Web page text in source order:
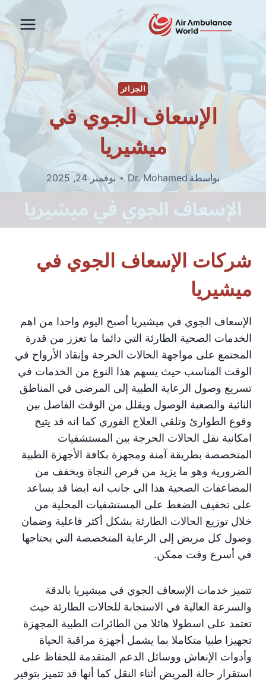
المحتوى
الجزائر
الإسعاف الجوي في
ميشيريا
بواسطة Dr. Mohamed نوفمبر 24, 2025
شركات الإسعاف الجوي في
ميشيريا
الإسعاف الجوي في ميشيريا أصبح اليوم واحدا من اهم
الخدمات الصحية الطارئة التي دائما ما تعزز من قدرة
المجتمع على مواجهة الحالات الحرجة وإنقاذ الأرواح في
الوقت المناسب حيث يسهم هذا النوع من الخدمات في
تسريع وصول الرعاية الطبية إلى المرضى في المناطق
النائية والصعبة الوصول ويقلل من الوقت الفاصل بين
وقوع الطوارئ وتلقي العلاج الفوري كما انه قد يتيح
امكانية نقل الحالات الحرجة بين المستشفيات
المتخصصة بطريقة آمنة ومجهزة بكافة الأجهزة الطبية
الضرورية وهو ما يزيد من فرص النجاة ويخفف من
المضاعفات الصحية هذا الى جانب انه ايضا قد يساعد
على تخفيف الضغط على المستشفيات المحلية من
خلال توزيع الحالات الطارئة بشكل أكثر فاعلية وضمان
وصول كل مريض إلى الرعاية المتخصصة التي يحتاجها
في أسرع وقت ممكن.
تتميز خدمات الإسعاف الجوي في ميشيريا بالدقة
والسرعة العالية في الاستجابة للحالات الطارئة حيث
تعتمد على اسطولا هائلا من الطائرات الطبية المجهزة
تجهيزا طبيا متكاملا بما يشمل أجهزة مراقبة الحياة
وأدوات الإنعاش ووسائل الدعم المتقدمة للحفاظ على
استقرار حالة المريض أثناء النقل كما أنها قد تتميز بتوفير